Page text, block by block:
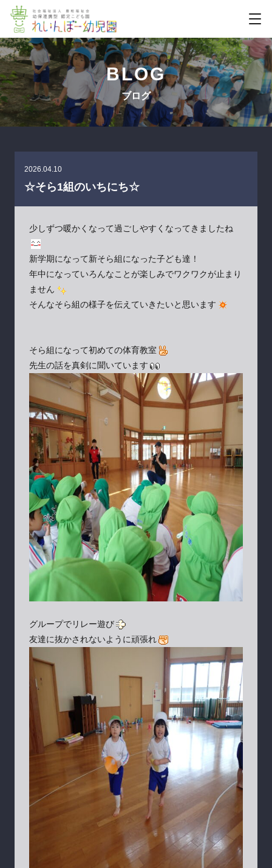
BLOG
ブログ
☆そら1組のいちにち☆
2026.04.10
少しずつ暖かくなって過ごしやすくなってきましたね
新学期になって新そら組になった子ども達！
年中になっていろんなことが楽しみでワクワクが止まり
ません
そんなそら組の様子を伝えていきたいと思います
そら組になって初めての体育教室
先生の話を真剣に聞いています
グループでリレー遊び
友達に抜かされないように頑張れ